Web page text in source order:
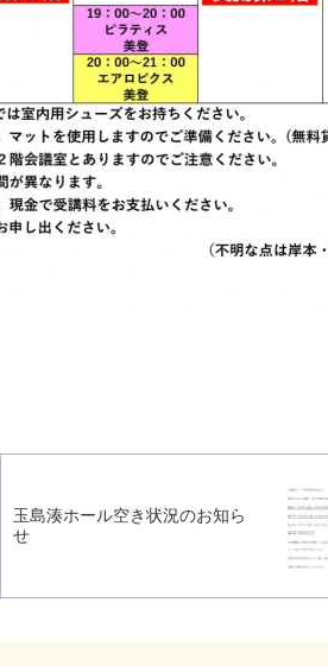
玉島湊ホール空き状況のお知ら
せ